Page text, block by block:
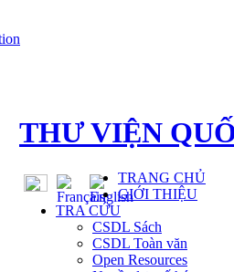
THƯ VIỆN
TRANG CHỦ
GIỚI THIỆU
TRA CỨU
CSDL Sách
CSDL Toàn văn
Open Resources